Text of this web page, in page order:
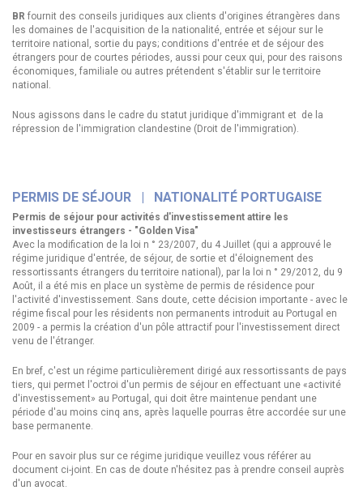
BR fournit des conseils juridiques aux clients d'origines étrangères dans
les domaines de l'acquisition de la nationalité, entrée et séjour sur le
territoire national, sortie du pays; conditions d'entrée et de séjour des
étrangers pour de courtes périodes, aussi pour ceux qui, pour des raisons
économiques, familiale ou autres prétendent s'établir sur le territoire
national.
Nous agissons dans le cadre du statut juridique d'immigrant et de la
répression de l'immigration clandestine (Droit de l'immigration).
PERMIS DE SÉJOUR | NATIONALITÉ PORTUGAISE
Permis de séjour pour activités d'investissement attire les
investisseurs étrangers - "Golden Visa"
Avec la modification de la loi n ° 23/2007, du 4 Juillet (qui a approuvé le
régime juridique d'entrée, de séjour, de sortie et d'éloignement des
ressortissants étrangers du territoire national), par la loi n ° 29/2012, du 9
Août, il a été mis en place un système de permis de résidence pour
l'activité d'investissement. Sans doute, cette décision importante - avec le
régime fiscal pour les résidents non permanents introduit au Portugal en
2009 - a permis la création d'un pôle attractif pour l'investissement direct
venu de l'étranger.
En bref, c'est un régime particulièrement dirigé aux ressortissants de pays
tiers, qui permet l'octroi d'un permis de séjour en effectuant une «activité
d'investissement» au Portugal, qui doit être maintenue pendant une
période d'au moins cinq ans, après laquelle pourras être accordée sur une
base permanente.
Pour en savoir plus sur ce régime juridique veuillez vous référer au
document ci-joint. En cas de doute n'hésitez pas à prendre conseil auprès
d'un avocat.